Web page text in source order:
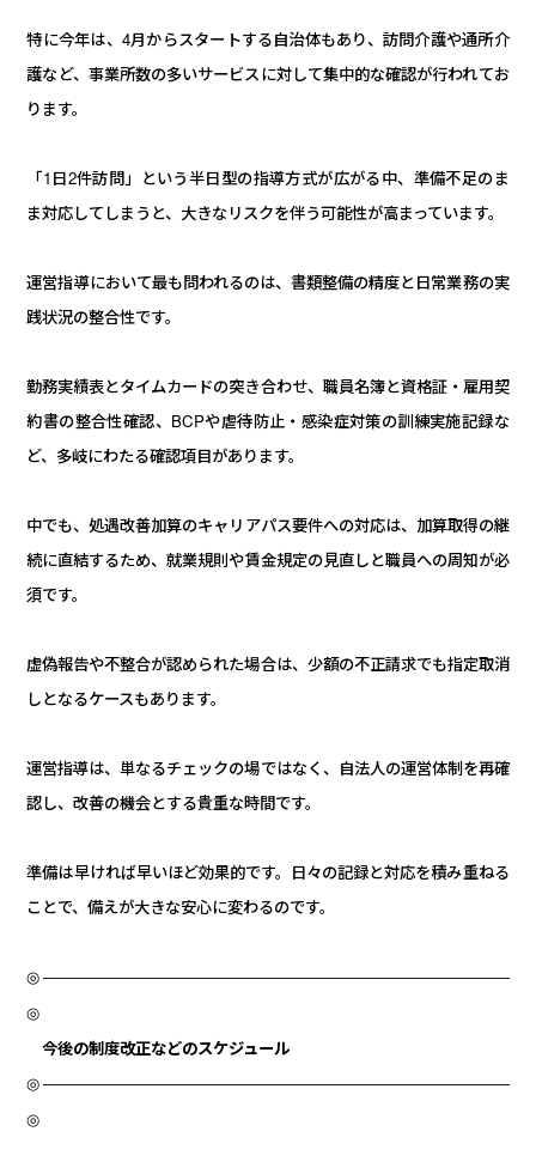
特に今年は、 4月からスタートする自治体もあり、 訪問介護や通所介
護など、 事業所数の多いサービスに対して集中的な確認が行われてお
ります。
「1 日2件訪問」という半日型の指導方式が広がる中、 準備不足のま
ま対応してしまうと、 大きなリスクを伴う可能性が高まっています。
運営指導において最も問われるのは、書類整備の精度と日常業務の実
践状況の整合性です。
勤務実績表とタイムカードの突き合わせ、 職員名簿と資格証・雇用契
約書の整合性確認、 BCPや虐待防止・感染症対策の訓練実施記録な
ど、多岐にわたる確認項目があります。
中でも、処遇改善加算のキャリアパス要件への対応は、 加算取得の継
続に直結するため、就業規則や賃金規定の見直しと職員への周知が必
須です。
虚偽報告や不整合が認められた場合は、 少額の不正請求でも指定取消
しとなるケースもあります。
運営指導は、単なるチェックの場ではなく、 自法人の運営体制を再確
認し、改善の機会とする貴重な時間です。
準備は早ければ早いほど効果的です。 日々の記録と対応を積み重ねる
ことで、備えが大きな安心に変わるのです。
◎ ——————————————————————————————
◎
今後の制度改正などのスケジュール
◎ ——————————————————————————————
◎